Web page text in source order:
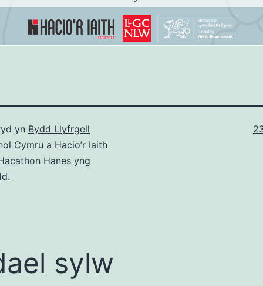
yn Bydd Llyfrgell
Cymru a Hacio’r Iaith
Hanes yng
sylw